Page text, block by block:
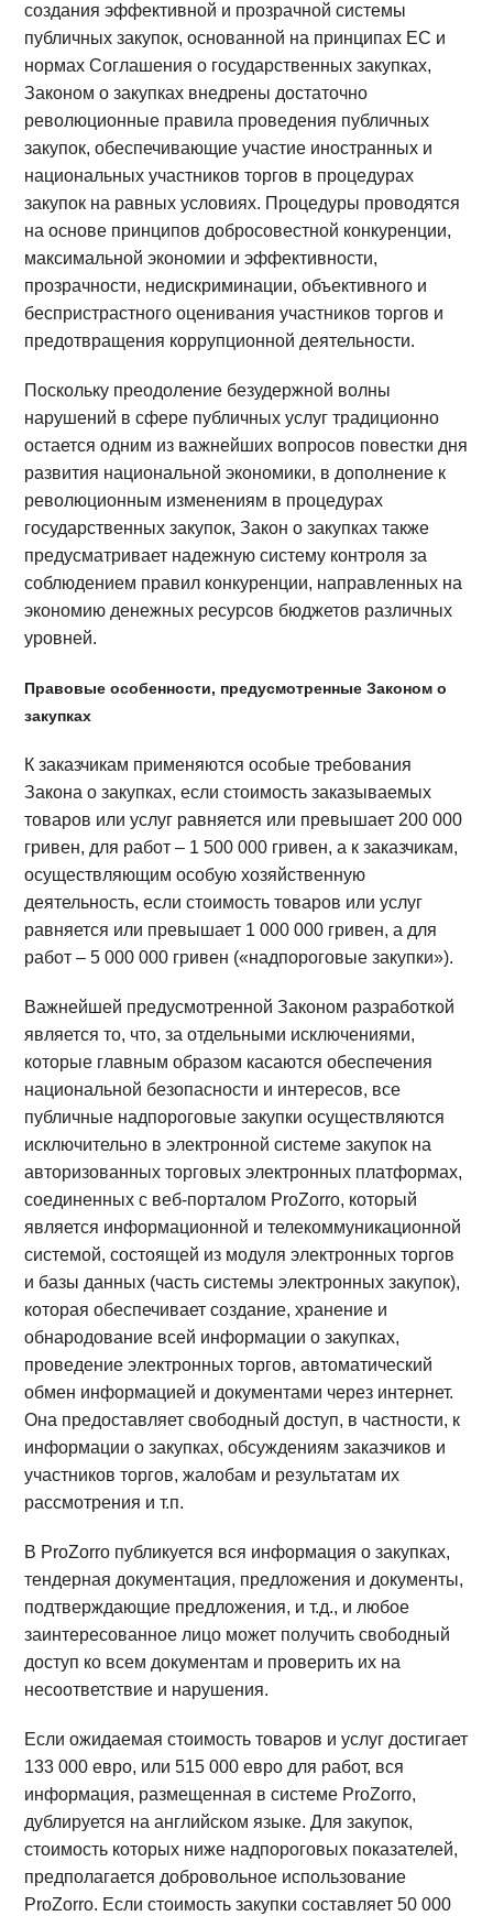
создания эффективной и прозрачной системы
публичных закупок, основанной на принципах ЕС и
нормах Соглашения о государственных закупках,
Законом о закупках внедрены достаточно
революционные правила проведения публичных
закупок, обеспечивающие участие иностранных и
национальных участников торгов в процедурах
закупок на равных условиях. Процедуры проводятся
на основе принципов добросовестной конкуренции,
максимальной экономии и эффективности,
прозрачности, недискриминации, объективного и
беспристрастного оценивания участников торгов и
предотвращения коррупционной деятельности.
Поскольку преодоление безудержной волны
нарушений в сфере публичных услуг традиционно
остается одним из важнейших вопросов повестки дня
развития национальной экономики, в дополнение к
революционным изменениям в процедурах
государственных закупок, Закон о закупках также
предусматривает надежную систему контроля за
соблюдением правил конкуренции, направленных на
экономию денежных ресурсов бюджетов различных
уровней.
Правовые особенности, предусмотренные Законом о
закупках
К заказчикам применяются особые требования
Закона о закупках, если стоимость заказываемых
товаров или услуг равняется или превышает 200 000
гривен, для работ – 1 500 000 гривен, а к заказчикам,
осуществляющим особую хозяйственную
деятельность, если стоимость товаров или услуг
равняется или превышает 1 000 000 гривен, а для
работ – 5 000 000 гривен («надпороговые закупки»).
Важнейшей предусмотренной Законом разработкой
является то, что, за отдельными исключениями,
которые главным образом касаются обеспечения
национальной безопасности и интересов, все
публичные надпороговые закупки осуществляются
исключительно в электронной системе закупок на
авторизованных торговых электронных платформах,
соединенных с веб-порталом ProZorro, который
является информационной и телекоммуникационной
системой, состоящей из модуля электронных торгов
и базы данных (часть системы электронных закупок),
которая обеспечивает создание, хранение и
обнародование всей информации о закупках,
проведение электронных торгов, автоматический
обмен информацией и документами через интернет.
Она предоставляет свободный доступ, в частности, к
информации о закупках, обсуждениям заказчиков и
участников торгов, жалобам и результатам их
рассмотрения и т.п.
В ProZorro публикуется вся информация о закупках,
тендерная документация, предложения и документы,
подтверждающие предложения, и т.д., и любое
заинтересованное лицо может получить свободный
доступ ко всем документам и проверить их на
несоответствие и нарушения.
Если ожидаемая стоимость товаров и услуг достигает
133 000 евро, или 515 000 евро для работ, вся
информация, размещенная в системе ProZorro,
дублируется на английском языке. Для закупок,
стоимость которых ниже надпороговых показателей,
предполагается добровольное использование
ProZorro. Если стоимость закупки составляет 50 000